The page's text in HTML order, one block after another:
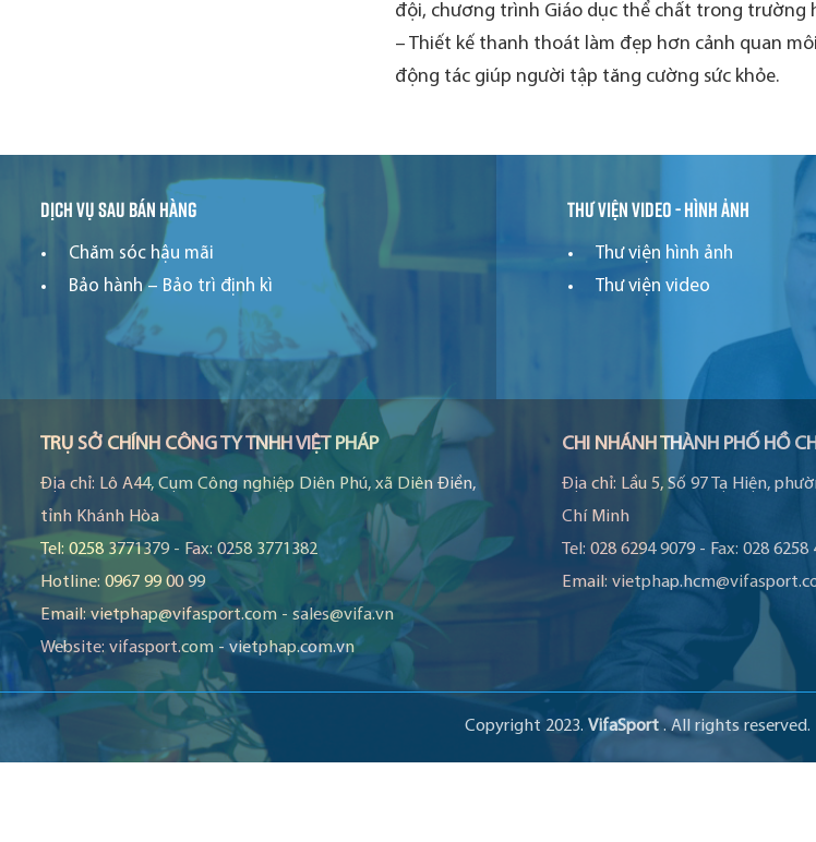
đội, chương trình Giáo dục thể chất trong trường
– Thiết kế thanh thoát làm đẹp hơn cảnh quan
động tác giúp người tập tăng cường sức khỏe.
Dịch vụ sau bán hàng
Chăm sóc hậu mãi
Bảo hành – Bảo trì định kì
Thư viện video - hình ảnh
Thư viện hình ảnh
Thư viện video
TRỤ SỞ CHÍNH CÔNG TY TNHH VIỆT PHÁP
Địa chỉ: Lô A44, Cụm Công nghiệp Diên Phú, xã Diên Điền,
tỉnh Khánh Hòa
Tel: 0258 3771379 - Fax: 0258 3771382
Hotline: 0967 99 00 99
Email:vietphap@vifasport.com - sales@vifa.vn
Website: vifasport.com -vietphap.com.vn
CHI NHÁNH THÀNH PHỐ HỒ
Địa chỉ: Lầu 5, Số 97 Tạ Hiện,
Chí Minh
Tel:028 6294 9079 - Fax:028 6258
Email:
Copyright 2023. VifaSport. All rights reserved.